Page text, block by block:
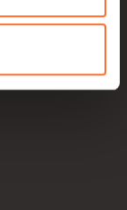
dont
à traiter
de